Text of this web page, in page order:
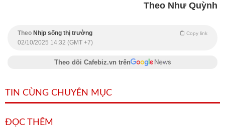
Theo Như Quỳnh
Theo Nhịp sống thị trường Copy link
02/10/2025 14:32 (GMT +7)
Theo dõi Cafebiz.vn trên
TIN CÙNG CHUYÊN MỤC
ĐỌC THÊM